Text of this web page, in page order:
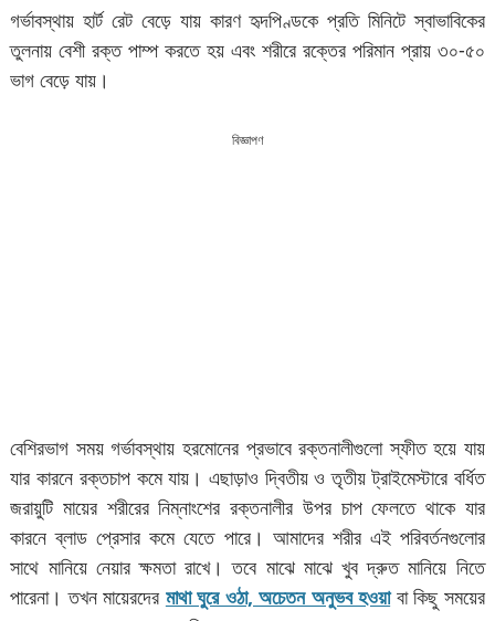
গর্ভাবস্থায় হার্ট রেট বেড়ে যায় কারণ হৃদপিণ্ডকে প্রতি মিনিটে স্বাভাবিকের
তুলনায় বেশী রক্ত পাম্প করতে হয় এবং শরীরে রক্তের পরিমান প্রায় ৩০-৫০
ভাগ বেড়ে যায়।
বিজ্ঞাপণ
বেশিরভাগ সময় গর্ভাবস্থায় হরমোনের প্রভাবে রক্তনালীগুলো স্ফীত হয়ে যায়
যার কারনে রক্তচাপ কমে যায়। এছাড়াও দ্বিতীয় ও তৃতীয় ট্রাইমেস্টারে বর্ধিত
জরায়ুটি মায়ের শরীরের নিম্নাংশের রক্তনালীর উপর চাপ ফেলতে থাকে যার
কারনে ব্লাড প্রেসার কমে যেতে পারে। আমাদের শরীর এই পরিবর্তনগুলোর
সাথে মানিয়ে নেয়ার ক্ষমতা রাখে। তবে মাঝে মাঝে খুব দ্রুত মানিয়ে নিতে
পারেনা। তখন মায়েরদের মাথা ঘুরে ওঠা, অচেতন অনুভব হওয়াবা কিছু সময়ের